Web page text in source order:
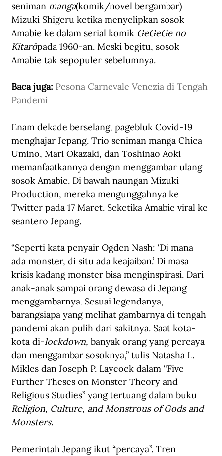
seniman manga(komik/novel bergambar)
Mizuki Shigeru ketika menyelipkan sosok
Amabie ke dalam serial komik GeGeGe no
Kitarōpada 1960-an. Meski begitu, sosok
Amabie tak sepopuler sebelumnya.
Baca juga: Pesona Carnevale Venezia di Tengah
Pandemi
Enam dekade berselang, pagebluk Covid-19
menghajar Jepang. Trio seniman manga Chica
Umino, Mari Okazaki, dan Toshinao Aoki
memanfaatkannya dengan menggambar ulang
sosok Amabie. Di bawah naungan Mizuki
Production, mereka mengunggahnya ke
Twitter pada 17 Maret. Seketika Amabie viral ke
seantero Jepang.
“Seperti kata penyair Ogden Nash: ‘Di mana
ada monster, di situ ada keajaiban.’ Di masa
krisis kadang monster bisa menginspirasi. Dari
anak-anak sampai orang dewasa di Jepang
menggambarnya. Sesuai legendanya,
barangsiapa yang melihat gambarnya di tengah
pandemi akan pulih dari sakitnya. Saat kota-
kota di-lockdown, banyak orang yang percaya
dan menggambar sosoknya,” tulis Natasha L.
Mikles dan Joseph P. Laycock dalam “Five
Further Theses on Monster Theory and
Religious Studies” yang tertuang dalam buku
Religion, Culture, and Monstrous of Gods and
Monsters.
Pemerintah Jepang ikut “percaya”. Tren